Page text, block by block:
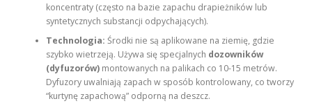
koncentraty (często na bazie zapachu drapieżników lub
syntetycznych substancji odpychających).
Technologia: Środki nie są aplikowane na ziemię, gdzie
szybko wietrzeją. Używa się specjalnych dozowników
(dyfuzorów)montowanych na palikach co 10-15 metrów.
Dyfuzory uwalniają zapach w sposób kontrolowany, co tworzy
“kurtynę zapachową” odporną na deszcz.